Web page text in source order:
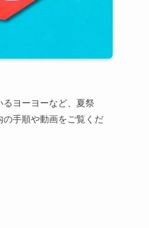
ヨーヨーなど、夏祭
の手順や動画をご覧くだ